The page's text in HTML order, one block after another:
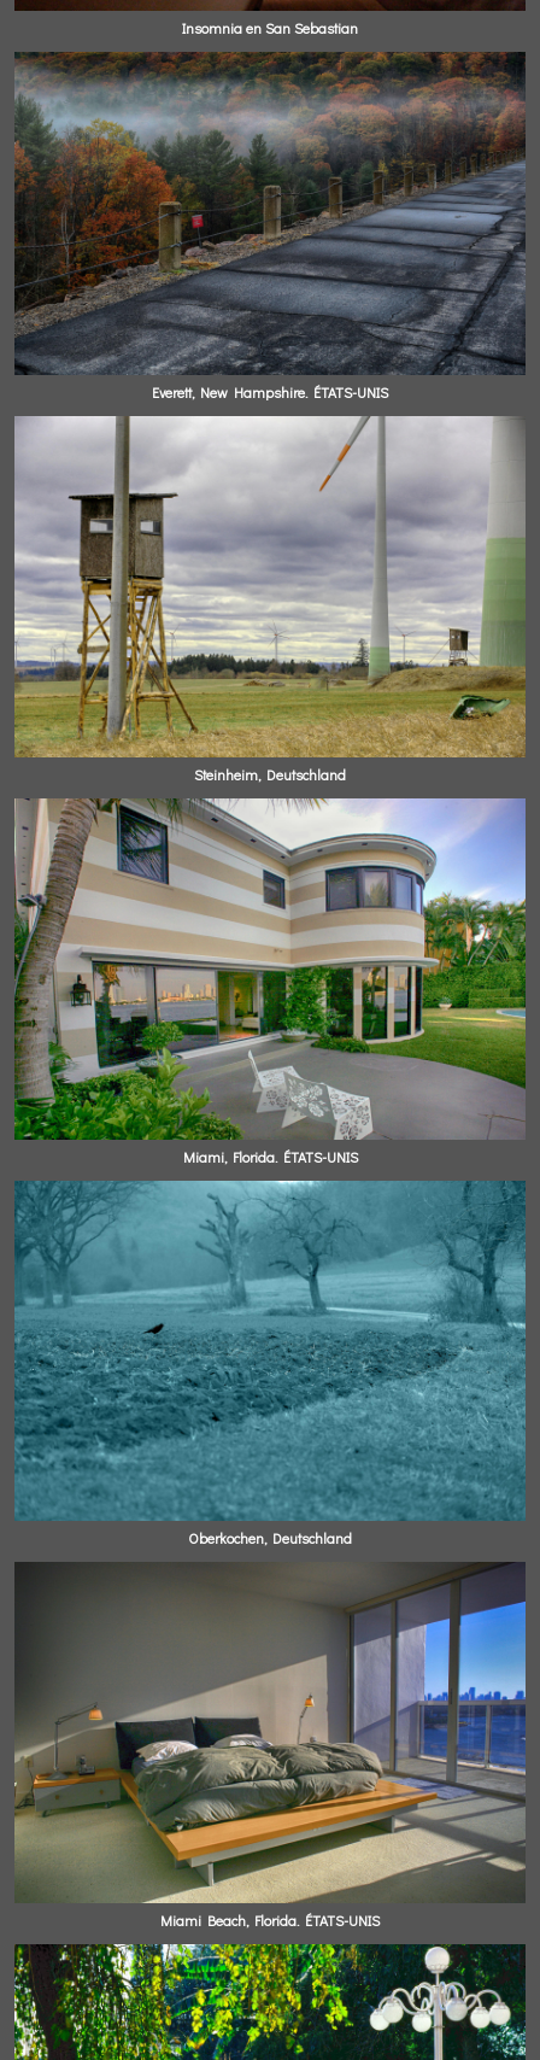
Insomnia en San Sebastian
Everett, New Hampshire. ÉTATS-UNIS
Steinheim, Deutschland
Miami, Florida. ÉTATS-UNIS
Oberkochen, Deutschland
Miami Beach, Florida. ÉTATS-UNIS